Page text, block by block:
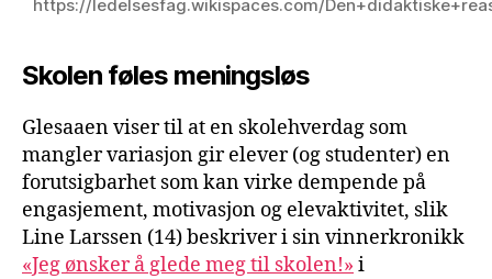
https://ledelsesfag.wikispaces.com/
Skolen føles meningsløs
Glesaaen viser til at en skolehverdag som
mangler variasjon gir elever (og studenter) en
forutsigbarhet som kan virke dempende på
engasjement, motivasjon og elevaktivitet, slik
Line Larssen (14) beskriver i sin vinnerkronikk
«Jeg ønsker å glede meg til skolen!» i